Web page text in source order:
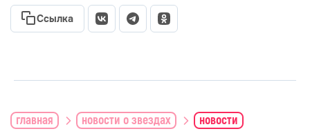
Ссылка
главная новости о звездах новости